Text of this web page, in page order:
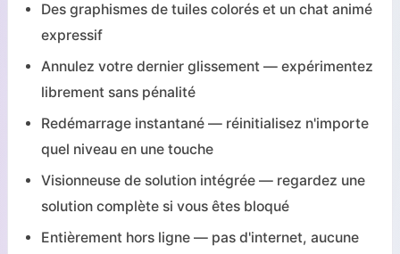
Des graphismes de tuiles colorés et un chat animé
expressif
Annulez votre dernier glissement — expérimentez
librement sans pénalité
Redémarrage instantané — réinitialisez n'importe
quel niveau en une touche
Visionneuse de solution intégrée — regardez une
solution complète si vous êtes bloqué
Entièrement hors ligne — pas d'internet, aucune